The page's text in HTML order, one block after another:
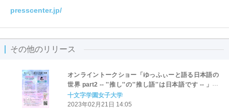
presscenter.jp/
その他のリリース
オンライントークショー「ゆっふぃーと語る日本語の
世界 part2 -- ''推し''の''推し語''は日本語です -- 」を
3/5（日）に開催！｜十文字学園女子大学
十文字学園女子大学
2023年02月21日 14:05